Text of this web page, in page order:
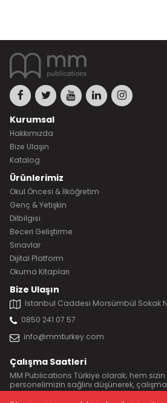
Kurumsal
Hakkımızda
Bize Ulaşın
Katalog
Ürünlerimiz
Okul Öncesi & İlköğretim
Genç & Yetişkin
Dilbilgisi
Beceri Geliştirme
Sınavlar
Dijital Platform
Okuma Kitapları
Bize Ulaşın
İstanbul Caddesi Morsümbül Sokak
0850 241 07 57
info@mmturkey.com
Çalışma Saatleri
MM Publications Türkiye olarak; hem
personelimizin sağlını düşünerek,
süreliğine 11:00 ile 17:00 yaptık.